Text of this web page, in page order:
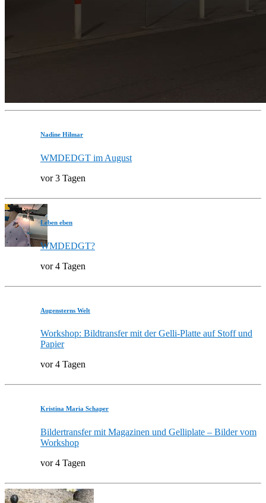
Nadine Hilmar
WMDEDGT im August
vor 3 Tagen
Leben eben
WMDEDGT?
vor 4 Tagen
Augensterns Welt
Workshop: Bildtransfer mit der Gelli-Platte auf Stoff und
Papier
vor 4 Tagen
Kristina Maria Schaper
Bildertransfer mit Magazinen und Gelliplate – Bilder vom
Workshop
vor 4 Tagen